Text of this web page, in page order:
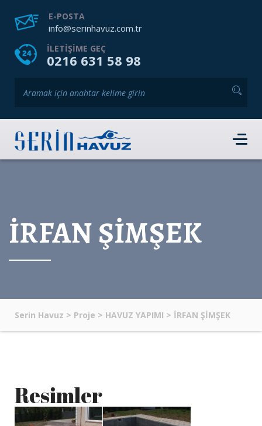
ANASAYFA
GALERI HABERLER
E-POSTA
info@serinhavuz.com.tr
ILETIŞIME GEÇ
0216 631 58 98
İRFAN ŞİMŞEK
Serin Havuz > Proje > HAVUZ YAPIMI > İRFAN ŞİMŞEK
Resimler